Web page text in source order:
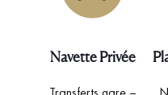
Navette Privée